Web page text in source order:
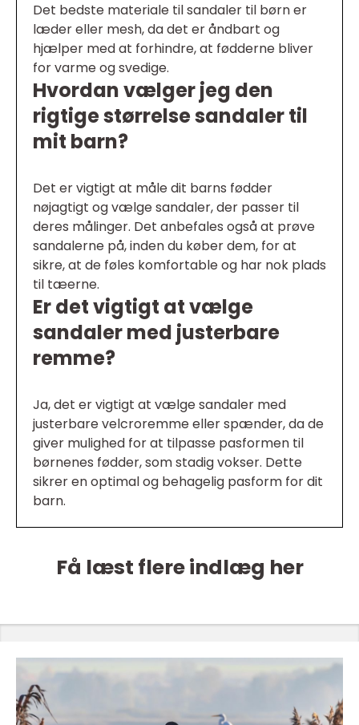
Det bedste materiale til sandaler til børn er
læder eller mesh, da det er åndbart og
hjælper med at forhindre, at fødderne bliver
for varme og svedige.
Hvordan vælger jeg den
rigtige størrelse sandaler til
mit barn?
Det er vigtigt at måle dit barns fødder
nøjagtigt og vælge sandaler, der passer til
deres målinger. Det anbefales også at prøve
sandalerne på, inden du køber dem, for at
sikre, at de føles komfortable og har nok plads
til tæerne.
Er det vigtigt at vælge
sandaler med justerbare
remme?
Ja, det er vigtigt at vælge sandaler med
justerbare velcroremme eller spænder, da de
giver mulighed for at tilpasse pasformen til
børnenes fødder, som stadig vokser. Dette
sikrer en optimal og behagelig pasform for dit
barn.
Få læst flere indlæg her